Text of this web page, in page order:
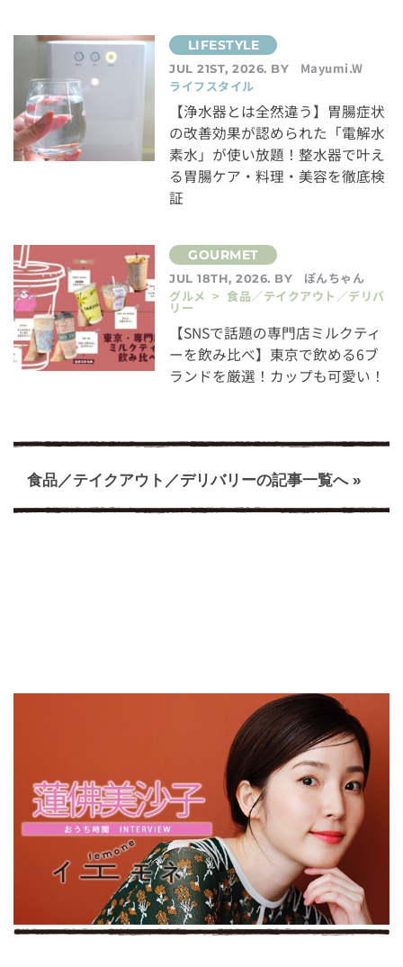
JUL 21ST, 2026. BY
Mayumi.W
ライフスタイル
【浄水器とは全然違う】胃腸症状
の改善効果が認められた「電解水
素水」が使い放題！整水器で叶え
る胃腸ケア・料理・美容を徹底検
証
JUL 18TH, 2026. BY
ぽんちゃん
グルメ > 食品／テイクアウト／デリバ
リー
【SNSで話題の専門店ミルクティ
ーを飲み比べ】東京で飲める6ブ
ランドを厳選！カップも可愛い！
食品／テイクアウト／デリバリーの記事一覧へ »